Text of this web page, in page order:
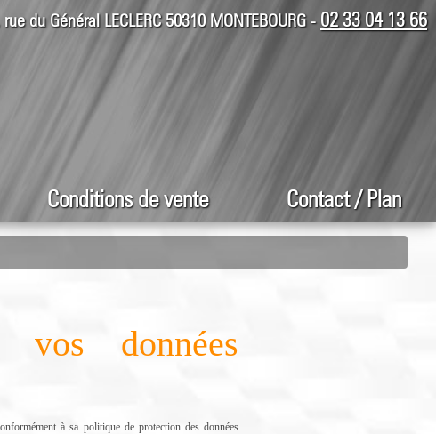
Conditions de vente Contact / Plan
du Général LECLERC 50310 MONTEBOURG - 02 33 04 13 66
données
à sa politique de protection des données